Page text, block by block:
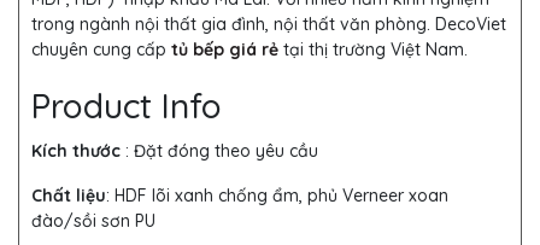
trong ngành nội thất gia đình, nội thất văn phòng. DecoViet
chuyên cung cấp tủ bếp giá rẻ tại thị trường Việt Nam.
Product Info
Kích thước : Đặt đóng theo yêu cầu
Chất liệu: HDF lõi xanh chống ẩm, phủ Verneer xoan
đào/sồi sơn PU